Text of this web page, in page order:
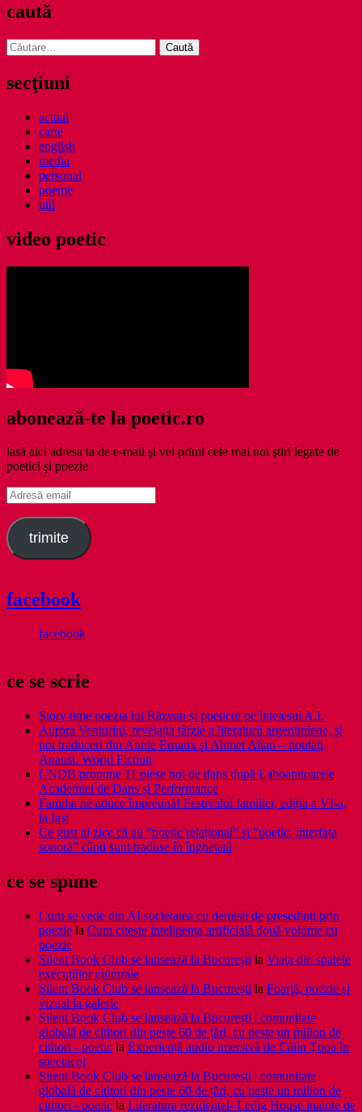
caută
Caută
după:
secţiuni
actual
carte
english
media
personal
poeme
util
video poetic
abonează-te la poetic.ro
lasă aici adresa ta de e-mail şi vei primi cele mai noi ştiri legate de
poetici şi poezie
Adresă
email
trimite
facebook
facebook
ce se scrie
Story time poezia lui Răzvan și poeticul pe înțelesul A.I.
Aurora Venturini, revelația târzie a literaturii argentiniene, și
noi traduceri din Annie Ernaux și Ahmet Altan – noutăți
Anansi. World Fiction
CNDB propune 11 piese noi de dans după Laboaratoarele
Academiei de Dans și Performance
Familia ne aduce împreună! Festivalul familiei, ediția a VI-a,
la Iași
Ce gust ai zice că au ”poetic relațional” și ”poetic. interfața
sonoră” când sunt traduse în înghețată
ce se spune
Cum se vede din AI societatea cu demisii de președinți prin
poezie la Cum citește inteligența artificială două volume cu
poezie
Silent Book Club se lansează la București la Viaţa din spatele
execuţiilor culturale
Silent Book Club se lansează la București la Foarţă, poezie şi
vizual la galerie
Silent Book Club se lansează la București | comunitate
globală de cititori din peste 60 de țări, cu peste un milion de
cititori - poetic la Experiență audio imersivă de Călin Țopa în
spectacol
Silent Book Club se lansează la București | comunitate
globală de cititori din peste 60 de țări, cu peste un milion de
cititori - poetic la Literatura rezidenţei- Ledig House inainte de